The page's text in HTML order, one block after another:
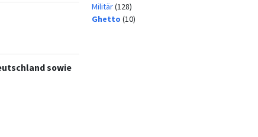
sowie
Militär(128)
Ghetto (10)